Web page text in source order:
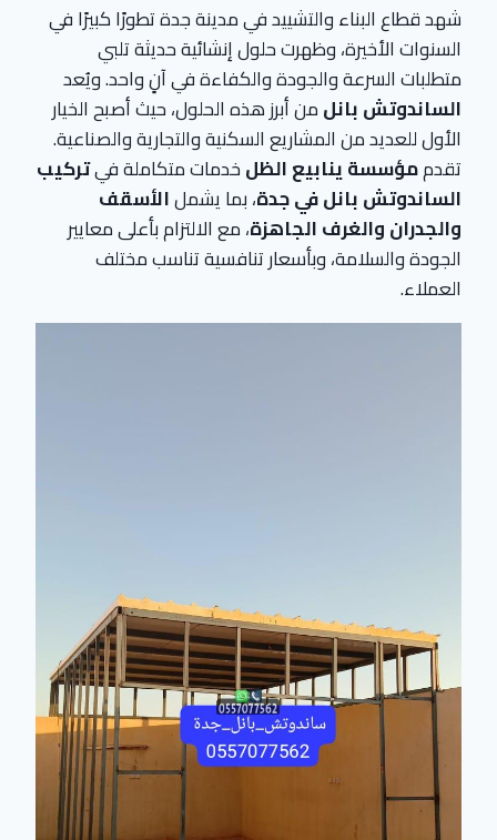
شهد قطاع البناء والتشييد في مدينة جدة تطورًا كبيرًا في
السنوات الأخيرة، وظهرت حلول إنشائية حديثة تلبي
متطلبات السرعة والجودة والكفاءة في آنٍ واحد. ويُعد
الساندوتش بانلمن أبرز هذه الحلول، حيث أصبح الخيار
الأول للعديد من المشاريع السكنية والتجارية والصناعية.
تقدممؤسسة ينابيع الظلخدمات متكاملة فيتركيب
الساندوتش بانل في جدة، بما يشملالأسقف
والجدران والغرف الجاهزة، مع الالتزام بأعلى معايير
الجودة والسلامة، وبأسعار تنافسية تناسب مختلف
العملاء.